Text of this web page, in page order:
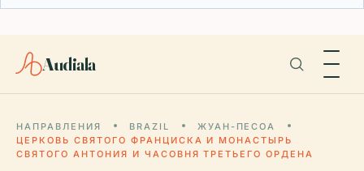
Audiala
НАПРАВЛЕНИЯ BRAZIL
ЖУАН-ПЕСОА
ЦЕРКОВЬ СВЯТОГО ФРАНЦИСКА И МОНАСТЫРЬ
СВЯТОГО АНТОНИЯ И ЧАСОВНЯ ТРЕТЬЕГО ОРДЕНА